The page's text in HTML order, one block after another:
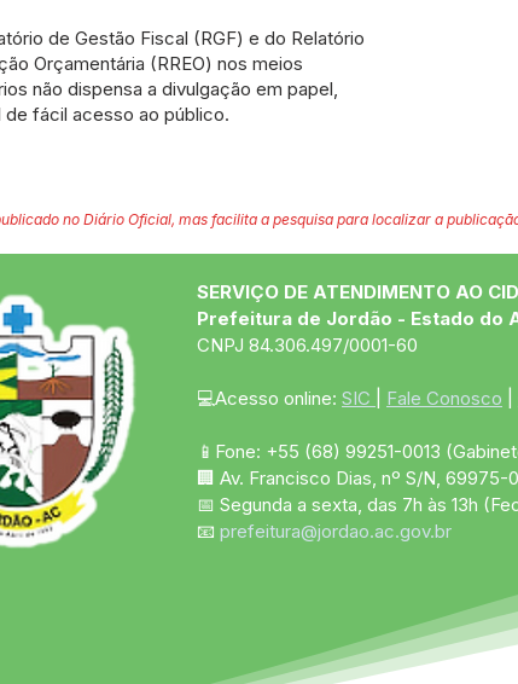
de Gestão Fiscal (RGF) e do Relatório
Orçamentária (RREO) nos meios
não dispensa a divulgação em papel,
de fácil acesso ao público.
no Diário Oficial, mas facilita a pesquisa para localizar a
SERVIÇO DE ATENDIMENTO AO
Prefeitura de Jordão - Estado do
CNPJ 84.306.497/0001-60
💻Acesso online: SIC Fale Conosco
📱Fone: +55 (68) 99251-0013
🏢 Av. Francisco Dias, nº S/N, 69975-
📅 Segunda a sexta, das 7h às 13h
📧 prefeitura@jordao.ac.gov.br